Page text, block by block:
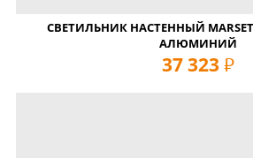
СВЕТИЛЬНИК НАСТЕННЫЙ MARSET
АЛЮМИНИЙ
37 323 руб